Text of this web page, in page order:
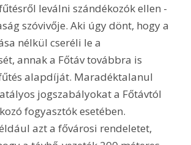
leválni szándékozók ellen -
szóvivője. Aki úgy dönt, hogy a
nélkül cseréli le a
annak a Főtáv továbbra is
alapdíját. Maradéktalanul
jogszabályokat a Főtávtól
fogyasztók esetében.
azt a fővárosi rendeletet,